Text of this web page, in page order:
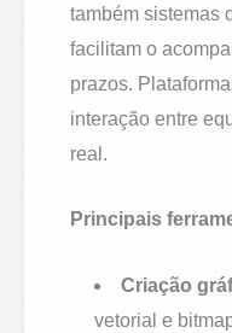
também sistemas
facilitam o
prazos.
interação entre
real.
Principais
Criação
vetorial e